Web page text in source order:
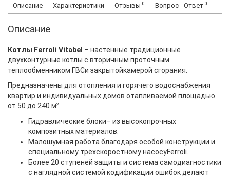
Описание Характеристики Отзывы 0 Вопрос - Ответ 0
Описание
Котлы Ferroli Vitabel – настенные традиционные
двухконтурные котлы с вторичным проточным
теплообменником ГВСи закрытойкамерой сгорания.
Предназначены для отопления и горячего водоснабжения
квартир и индивидуальных домов отапливаемой площадью
от 50 до 240 м2
Гидравлические блоки– из высокопрочных
композитных материалов.
Малошумная работа благодаря особой конструкции и
специальному трёхскоростному насосуFerroli.
Более 20 ступеней защиты и система самодиагностики
с наглядной системой кодификации ошибок делают